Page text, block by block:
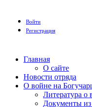
Войти
Регистрация
Главная
О сайте
Новости отряда
О войне на
Литература о
Документы из